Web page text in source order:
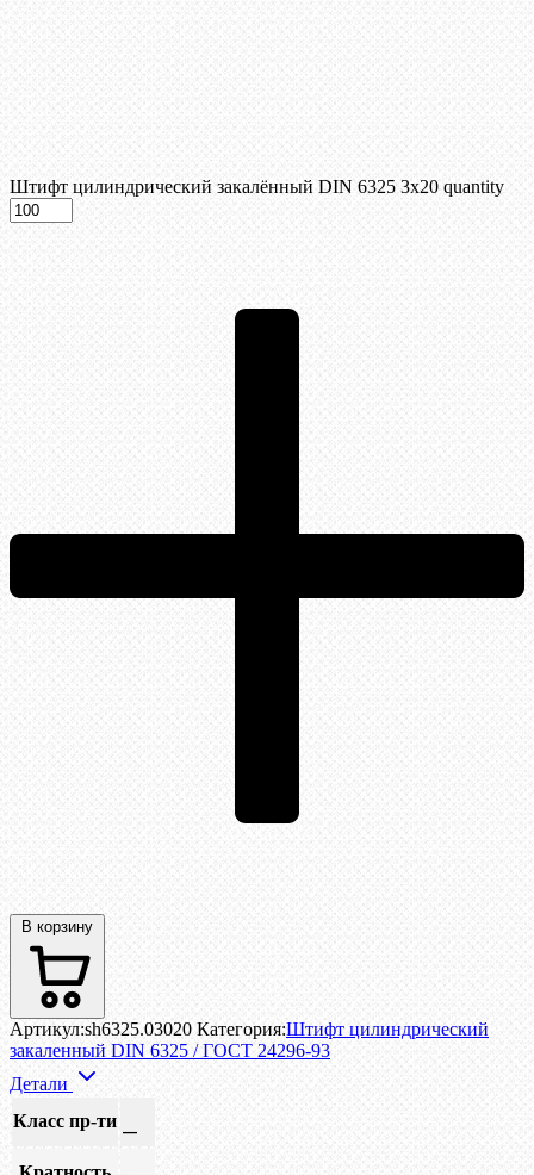
Штифт цилиндрический закалённый DIN 6325 3х20 quantity
В корзину
Артикул:sh6325.03020 Категория:Штифт цилиндрический
закаленный DIN 6325 / ГОСТ 24296-93
Детали
Класс пр-ти —